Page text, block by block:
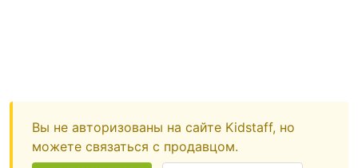
Вы не авторизованы на сайте Kidstaff, но
можете связаться с продавцом.